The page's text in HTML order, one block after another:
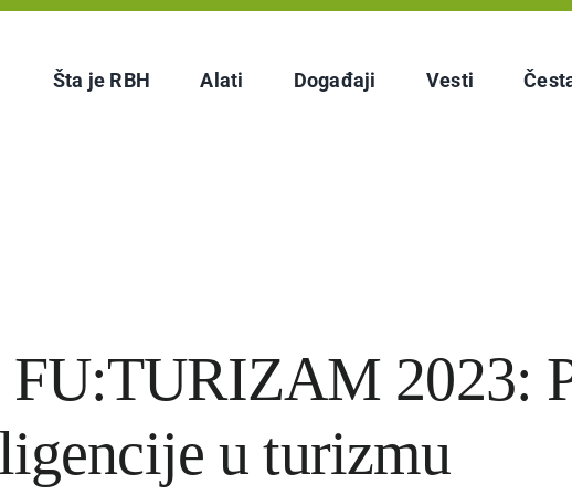
Šta je RBH Alati Događaji Vesti
2023:
u turizmu